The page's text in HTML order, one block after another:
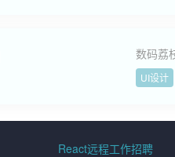
数码荔
UI设计
React远程工作招聘